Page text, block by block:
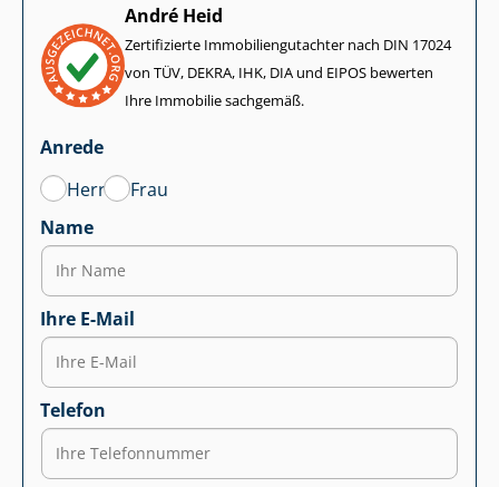
André Heid
Zertifizierte Im­mo­bi­li­en­gut­ach­ter nach DIN 17024
von TÜV, DEKRA, IHK, DIA und EIPOS bewerten
Ihre Immobilie sachgemäß.
Anrede
Herr
Frau
Name
Ihre E-Mail
Telefon